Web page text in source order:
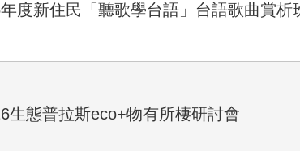
年度新住民「聽歌學台語」台語歌曲賞析
生態普拉斯eco+物有所棲研討會